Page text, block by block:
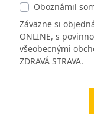
Oboznámil
Záväzne si
ONLINE, s
všeobecnými
ZDRAVÁ STRAVA.